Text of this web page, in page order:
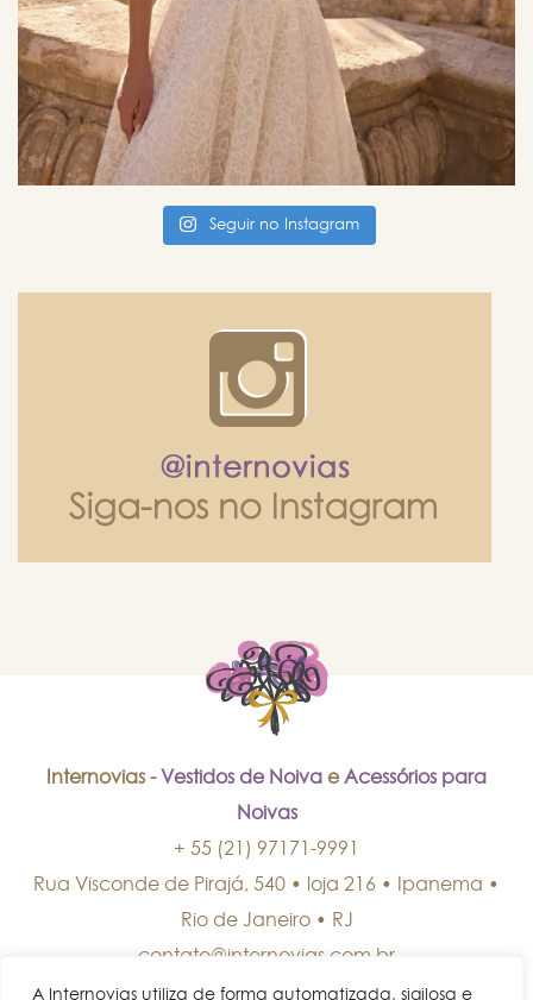
A Internovias utiliza de forma automatizada, sigilosa e
Seguir no Instagram
Internovias - Vestidos de Noiva eAcessórios para
Noivas
+ 55 (21) 97171-9991
Rua Visconde de Pirajá, 540 • loja 216 • Ipanema •
Rio de Janeiro• RJ
contato@internovias.com.br